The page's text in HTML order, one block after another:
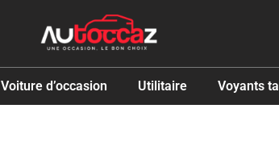
Voiture d’occasion Utilitaire Voyants